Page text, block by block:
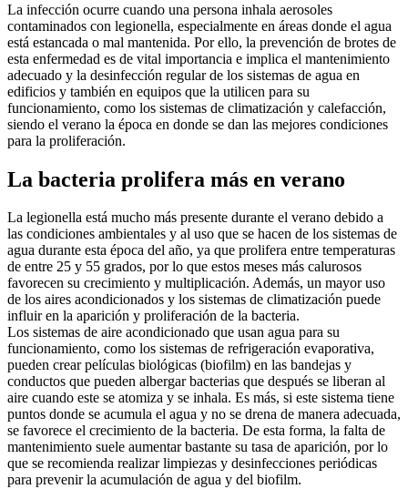
La infección ocurre cuando una persona inhala aerosoles
contaminados con legionella, especialmente en áreas donde el agua
está estancada o mal mantenida. Por ello, la prevención de brotes de
esta enfermedad es de vital importancia e implica el mantenimiento
adecuado y la desinfección regular de los sistemas de agua en
edificios y también en equipos que la utilicen para su
funcionamiento, como los sistemas de climatización y calefacción,
siendo el verano la época en donde se dan las mejores condiciones
para la proliferación.
La bacteria prolifera más en verano
La legionella está mucho más presente durante el verano debido a
las condiciones ambientales y al uso que se hacen de los sistemas de
agua durante esta época del año, ya que prolifera entre temperaturas
de entre 25 y 55 grados, por lo que estos meses más calurosos
favorecen su crecimiento y multiplicación. Además, un mayor uso
de los aires acondicionados y los sistemas de climatización puede
influir en la aparición y proliferación de la bacteria.
Los sistemas de aire acondicionado que usan agua para su
funcionamiento, como los sistemas de refrigeración evaporativa,
pueden crear películas biológicas (biofilm) en las bandejas y
conductos que pueden albergar bacterias que después se liberan al
aire cuando este se atomiza y se inhala. Es más, si este sistema tiene
puntos donde se acumula el agua y no se drena de manera adecuada,
se favorece el crecimiento de la bacteria. De esta forma, la falta de
mantenimiento suele aumentar bastante su tasa de aparición, por lo
que se recomienda realizar limpiezas y desinfecciones periódicas
para prevenir la acumulación de agua y del biofilm.